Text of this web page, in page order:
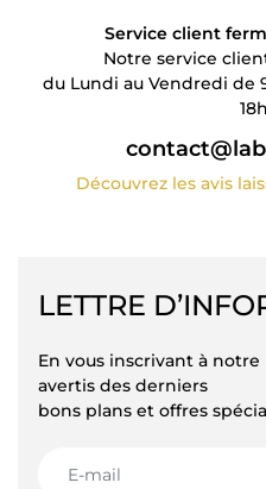
Service client
Notre service
du Lundi au Vendredi de
Découvrez les avis
LETTRE
En vous inscrivant à
avertis des derniers
bons plans et offres